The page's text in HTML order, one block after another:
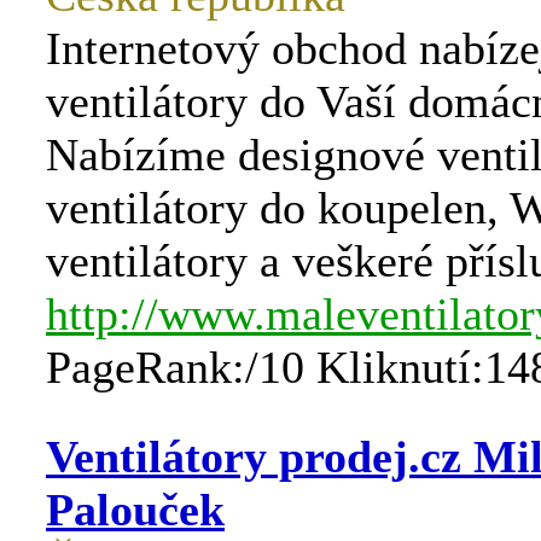
Internetový obchod
ventilátory do Vaší
Nabízíme designové
ventilátory do koupelen,
ventilátory a veškeré
http://
PageRank:/10
Ventilátory prodej.cz
Palouček